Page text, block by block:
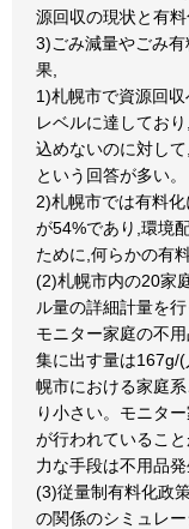
源回収の現状と有
3)ごみ減量やごみ
果,
1)札幌市で資源回
レベルに達してお
込めないのに対し
という回答が多い。
2)札幌市では有料
が54%であり,環境
ために,何らかの有
(2)札幌市内の20家
ル量の詳細計量を行
モニター家庭の不
集に出す量は167g/
幌市における家庭
り小さい。モニタ
が行われているこ
力な手段は不用品
(3)従量制有料化政
の関係のシミュレー